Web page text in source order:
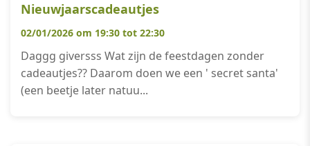
Nieuwjaarscadeautjes
02/01/2026 om 19:30 tot 22:30
Daggg giversss Wat zijn de feestdagen zonder
cadeautjes?? Daarom doen we een ' secret santa'
(een beetje later natuu...